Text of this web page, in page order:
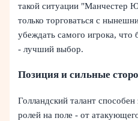
такой ситуации "Манчестер
только торговаться с
убеждать самого игрока,
- лучший выбор.
Позиция и сильные
Голландский талант способен
ролей на поле - от